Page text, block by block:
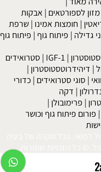
לספורטאים | אבקות
| חומצות אמינו |שרפת
גדילה | פיתוח גוף | פיתוח גוף
|
IGF-1
|סטרואידים
| דיהידרוטסטוסטרון |
| סוגי סטרואידים | כדורי
| דקה
| פרימובולן |
| פורום פיתוח גוף וכושר
רפואי. בכל מקרה של בעיה
© כל הזכויות שמורות.